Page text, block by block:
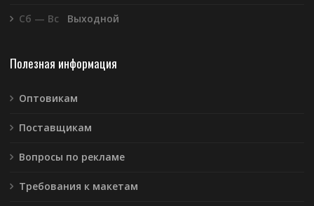
Сб — Вс Выходной
Полезная информация
Оптовикам
Поставщикам
Вопросы по рекламе
Требования к макетам